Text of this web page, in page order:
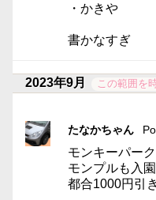
・かきや
書かなすぎ
2023年9月 この範囲を
たなかちゃん
モンキーパー
モンプルも入
都合1000円引